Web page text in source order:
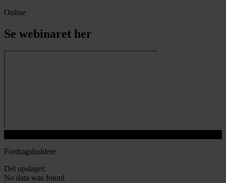
Online
Se webinaret her
Fordragsholdere
Del opslaget:
No data was found